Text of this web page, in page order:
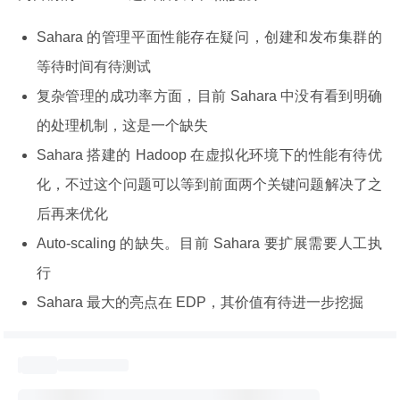
Sahara 的管理平面性能存在疑问，创建和发布集群的
等待时间有待测试
复杂管理的成功率方面，目前 Sahara 中没有看到明确
的处理机制，这是一个缺失
Sahara 搭建的 Hadoop 在虚拟化环境下的性能有待优
化，不过这个问题可以等到前面两个关键问题解决了之
后再来优化
Auto-scaling 的缺失。目前 Sahara 要扩展需要人工执
行
Sahara 最大的亮点在 EDP，其价值有待进一步挖掘